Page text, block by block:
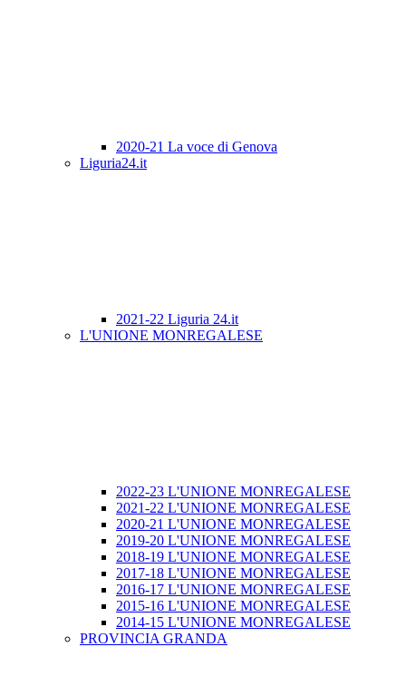
2020-21 La voce di Genova
Liguria24.it
2021-22 Liguria 24.it
L'UNIONE MONREGALESE
2022-23 L'UNIONE MONREGALESE
2021-22 L'UNIONE MONREGALESE
2020-21 L'UNIONE MONREGALESE
2019-20 L'UNIONE MONREGALESE
2018-19 L'UNIONE MONREGALESE
2017-18 L'UNIONE MONREGALESE
2016-17 L'UNIONE MONREGALESE
2015-16 L'UNIONE MONREGALESE
2014-15 L'UNIONE MONREGALESE
PROVINCIA GRANDA